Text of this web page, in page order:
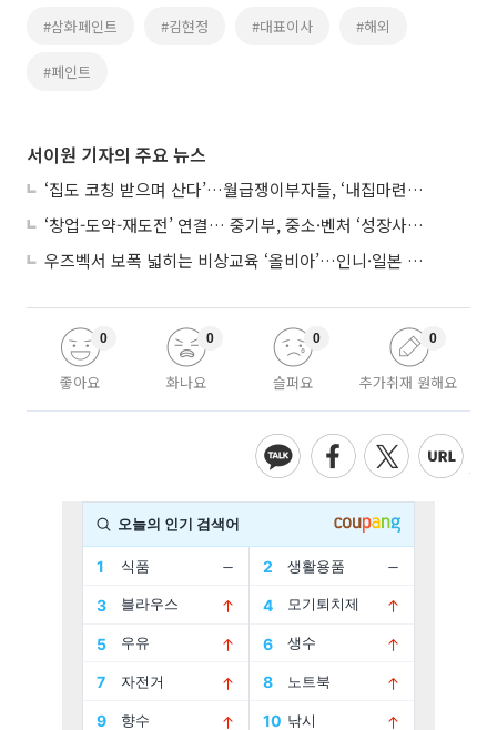
#삼화페인트 #김현정 #대표이사 #해외
#페인트
서이원 기자의 주요 뉴스
‘집도 코칭 받으며 산다’…월급쟁이부자들, ‘내집마련’ 신청 증가세
‘창업-도약-재도전’ 연결… 중기부, 중소·벤처 ‘성장사다리’ 짓는다
우즈벡서 보폭 넓히는 비상교육 ‘올비아’…인니·일본 진출 타진
좋아요
0
화나요
0
슬퍼요
0
추가취재 원해요
0